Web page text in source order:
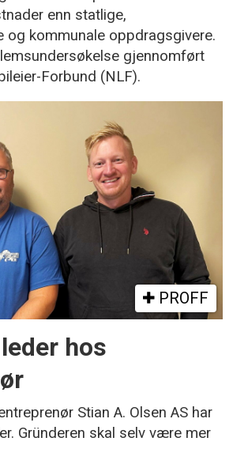
enn statlige,
og kommunale oppdragsgivere.
gjennomført
Forbund (NLF).
PROFF
hos
Stian A. Olsen AS har
Gründeren skal selv være mer